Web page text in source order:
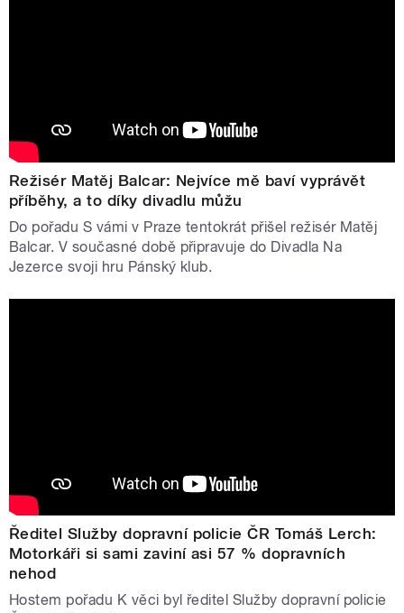
Režisér Matěj Balcar: Nejvíce mě baví vyprávět
příběhy, a to díky divadlu můžu
Do pořadu S vámi v Praze tentokrát přišel režisér Matěj
Balcar. V současné době připravuje do Divadla Na
Jezerce svoji hru Pánský klub.
Ředitel Služby dopravní policie ČR Tomáš Lerch:
Motorkáři si sami zaviní asi 57 % dopravních
nehod
Hostem pořadu K věci byl ředitel Služby dopravní policie